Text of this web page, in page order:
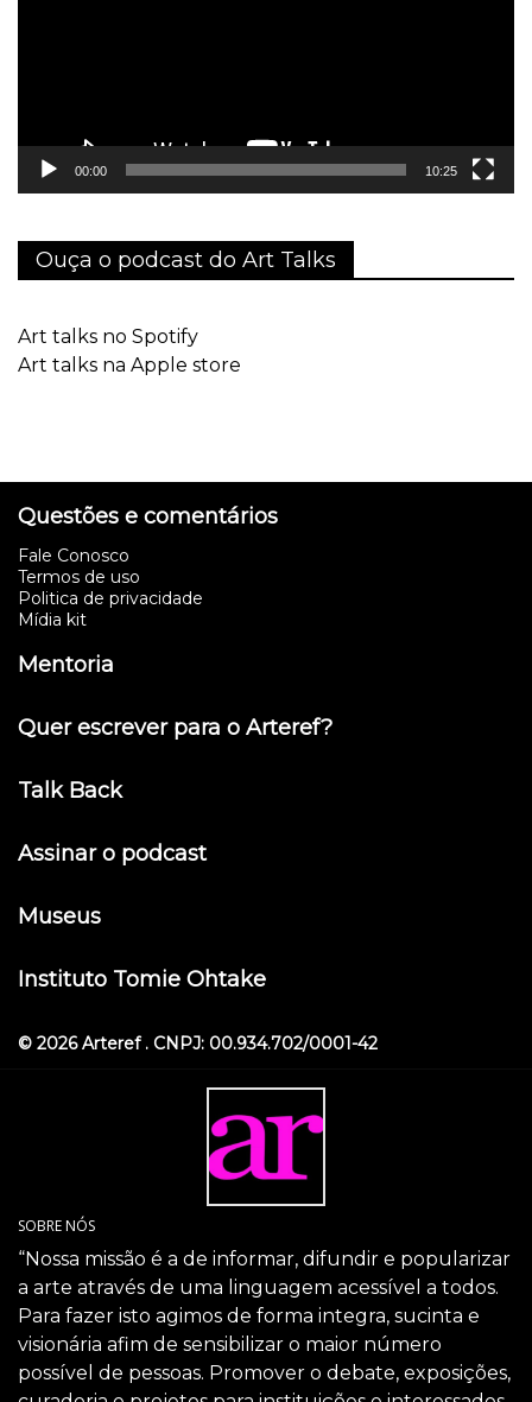
00:00 10:25
Ouça o podcast do Art Talks
Art talks no Spotify
Art talks na Apple store
Questões e comentários
Fale Conosco
Termos de uso
Politica de privacidade
Mídia kit
Mentoria
Quer escrever para o Arteref?
Talk Back
Assinar o podcast
Museus
Instituto Tomie Ohtake
© 2026 Arteref . CNPJ: 00.934.702/0001-42
SOBRE NÓS
“Nossa missão é a de informar, difundir e popularizar
a arte através de uma linguagem acessível a todos.
Para fazer isto agimos de forma integra, sucinta e
visionária afim de sensibilizar o maior número
possível de pessoas. Promover o debate, exposições,